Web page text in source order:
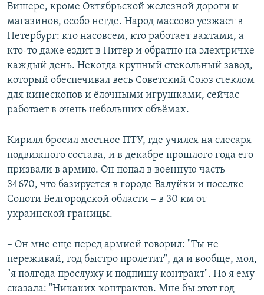
Вишере, кроме Октябрьской железной дороги и
магазинов, особо негде. Народ массово уезжает в
Петербург: кто насовсем, кто работает вахтами, а
кто-то даже ездит в Питер и обратно на электричке
каждый день. Некогда крупный стекольный завод,
который обеспечивал весь Советский Союз стеклом
для кинескопов и ёлочными игрушками, сейчас
работает в очень небольших объёмах.
Кирилл бросил местное ПТУ, где учился на слесаря
подвижного состава, и в декабре прошлого года его
призвали в армию. Он попал в военную часть
34670, что базируется в городе Валуйки и поселке
Сопоти Белгородской области – в 30 км от
украинской границы.
– Он мне еще перед армией говорил: "Ты не
переживай, год быстро пролетит", да и вообще, мол,
"я полгода прослужу и подпишу контракт". Но я ему
сказала: "Никаких контрактов. Мне бы этот год